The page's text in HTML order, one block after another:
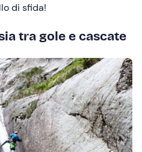
di sfida!
tra gole e cascate